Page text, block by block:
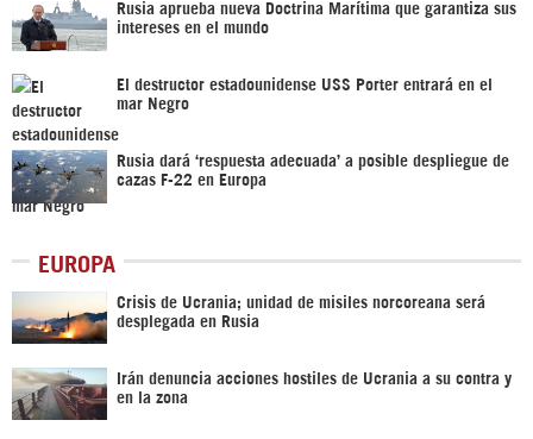
Rusia aprueba nueva Doctrina Marítima que garantiza sus
intereses en el mundo
El destructor estadounidense USS Porter entrará en el
mar Negro
Rusia dará ‘respuesta adecuada’ a posible despliegue de
cazas F-22 en Europa
EUROPA
Crisis de Ucrania; unidad de misiles norcoreana será
desplegada en Rusia
Irán denuncia acciones hostiles de Ucrania a su contra y
en la zona